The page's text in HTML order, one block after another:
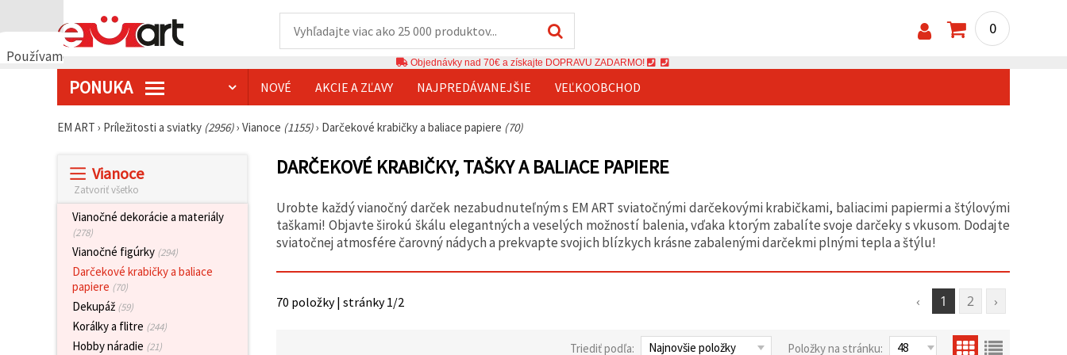
Používame
0
Objednávky nad 70€ a získajte DOPRAVU ZADARMO!
PONUKA NOVÉ AKCIE A ZĽAVY NAJPREDÁVANEJŠIE VEĽKOOBCHOD
EM ART › Príležitosti a sviatky (2956)› Vianoce (1155)› Darčekové krabičky a baliace papiere (70)
Vianoce
Zatvoriť všetko
Vianočné dekorácie a materiály
(278)
Vianočné figúrky (294)
Darčekové krabičky a baliace
papiere (70)
Dekupáž (59)
Korálky a flitre (244)
Hobby náradie (21)
DARČEKOVÉ KRABIČKY, TAŠKY A BALIACE PAPIERE
Urobte každý vianočný darček nezabudnuteľným s EM ART sviatočnými darčekovými krabičkami, baliacimi papiermi a štýlovými
taškami! Objavte širokú škálu elegantných a veselých možností balenia, vďaka ktorým zabalíte svoje darčeky s vkusom. Dodajte
sviatočnej atmosfére čarovný nádych a prekvapte svojich blízkych krásne zabalenými darčekmi plnými tepla a štýlu!
‹ 1 2 ›
70 položky | stránky 1/2
Triediť podľa: Položky na stránku: